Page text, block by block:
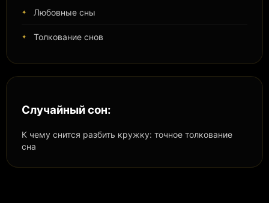
Любовные сны
Толкование снов
Случайный сон:
К чему снится разбить кружку: точное толкование
сна